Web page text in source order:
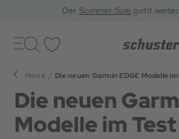
DerSommer Sale geht
Toggle
navigation
Home Die neuen Garmin EDGE Modelle
Die neuen
Modelle im Test